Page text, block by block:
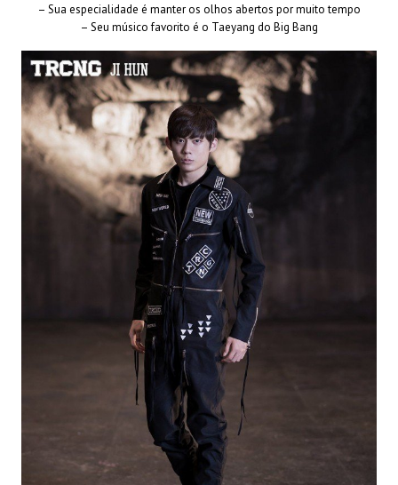
– Sua especialidade é manter os olhos abertos por muito tempo
– Seu músico favorito é o Taeyang do Big Bang